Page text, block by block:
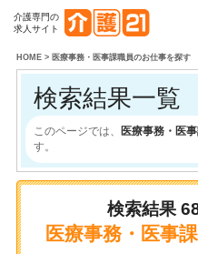
介護専門の
求人サイト
HOME> 医療事務・医事課職員のお仕事を探す
検索結果一覧
このページでは、 医療事務・医
す。
検索結果
医療事務・医事